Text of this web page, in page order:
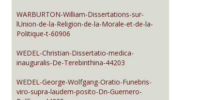
WARBURTON-William-Dissertations-sur-
lUnion-de-la-Religion-de-la-Morale-et-de-la-
Politique-t-60906
WEDEL-Christian-Dissertatio-medica-
inauguralis-De-Terebinthina-44203
WEDEL-George-Wolfgang-Oratio-Funebris-
viro-supra-laudem-posito-Dn-Guernero-